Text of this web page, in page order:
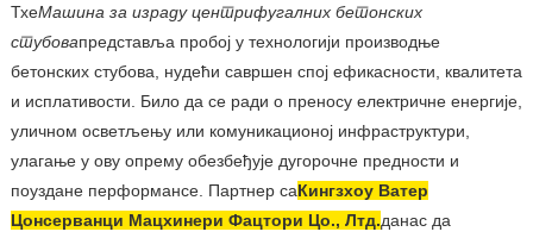
ТхеМашина за израду центрифугалних бетонских
стубовапредставља пробој у технологији производње
бетонских стубова, нудећи савршен спој ефикасности, квалитета
и исплативости. Било да се ради о преносу електричне енергије,
уличном осветљењу или комуникационој инфраструктури,
улагање у ову опрему обезбеђује дугорочне предности и
поуздане перформансе. Партнер саКингзхоу Ватер
Цонсерванци Мацхинери Фацтори Цо., Лтд.данас да